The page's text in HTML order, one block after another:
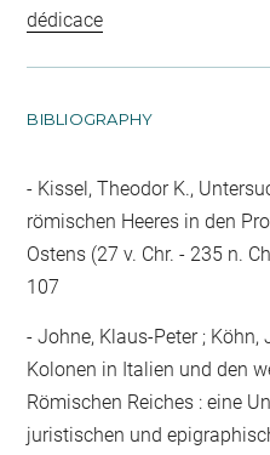
dédicace
BIBLIOGRAPHY
Kissel, Theodor K.,
römischen Heeres in den
Ostens (27 v. Chr. - 235 n.
107
Johne, Klaus-Peter ; Köhn,
Kolonen in Italien und den
Römischen Reiches : eine
juristischen und